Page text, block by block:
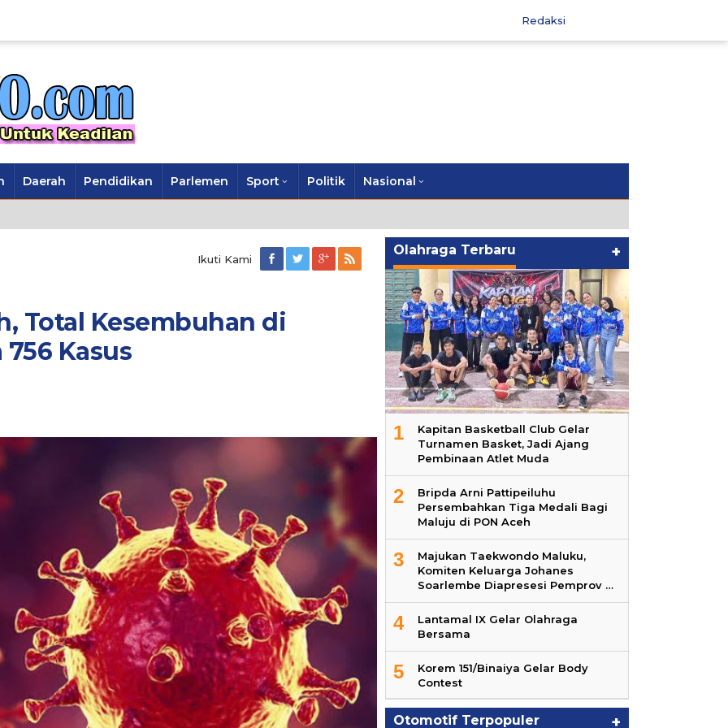
Redaksi
Daerah Pendidikan Parlemen Sport Politik Nasional
Ikuti Kami
Total Kesembuhan di
Kasus
Olahraga Terbaru +
1
Kapitan Basketball Club Gelar
Turnamen Basket, Jadi Ajang
Pembinaan Atlet Muda
2
Bripda Arni Pattipeiluhu
Persembahkan Tiga Medali Bagi
Maluju di PON Aceh
3
Majukan Taekwondo Maluku,
Komiten Keluarga Johanes
Soarlembe Diapresesi Pemprov …
4
Lantamal IX Gelar Olahraga
Bersama
5
Korem 151/Binaiya Gelar Body
Contest
Otomotif Terpopuler +